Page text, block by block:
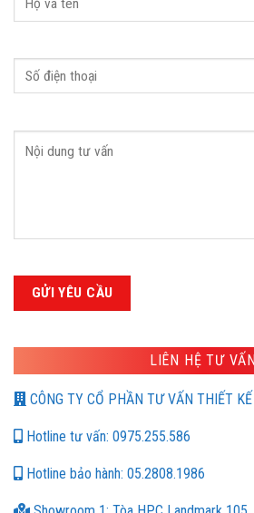
LIÊN HỆ TƯ VẤN
CÔNG TY CỔ PHẦN TƯ VẤN THIẾT
Hotline tư vấn: 0975.255.586
Hotline bảo hành: 05.2808.1986